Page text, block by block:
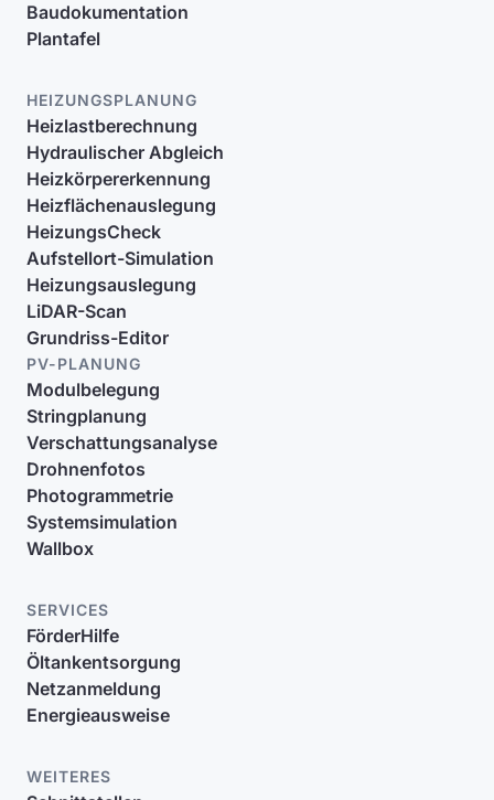
Baudokumentation
Plantafel
HEIZUNGSPLANUNG
Heizlastberechnung
Hydraulischer Abgleich
Heizkörpererkennung
Heizflächenauslegung
HeizungsCheck
Aufstellort-Simulation
Heizungsauslegung
LiDAR-Scan
Grundriss-Editor
PV-PLANUNG
Modulbelegung
Stringplanung
Verschattungsanalyse
Drohnenfotos
Photogrammetrie
Systemsimulation
Wallbox
SERVICES
FörderHilfe
Öltankentsorgung
Netzanmeldung
Energieausweise
WEITERES